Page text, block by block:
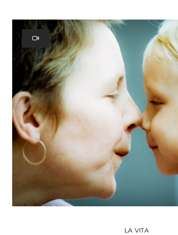
LA VITA